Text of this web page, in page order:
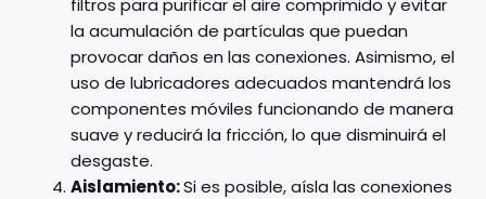
filtros para purificar el aire comprimido y evitar
la acumulación de partículas que puedan
provocar daños en las conexiones. Asimismo, el
uso de lubricadores adecuados mantendrá los
componentes móviles funcionando de manera
suave y reducirá la fricción, lo que disminuirá el
desgaste.
Aislamiento:Si es posible, aísla las conexiones